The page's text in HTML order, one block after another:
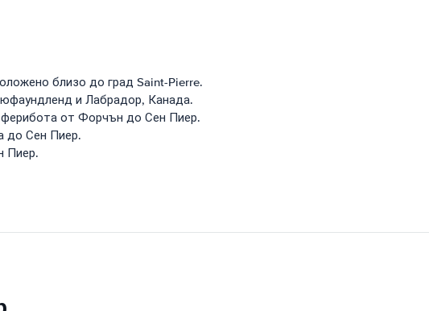
близо до град Saint-Pierre.
и Лабрадор, Канада.
от Форчън до Сен Пиер.
до Сен Пиер.
Пиер.